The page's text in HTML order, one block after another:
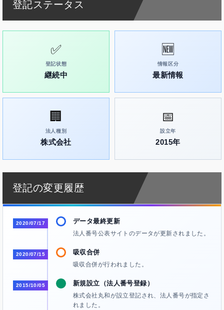
登記ステータス
✅
登記状態
継続中
🆕
情報区分
最新情報
🏢
法人種別
株式会社
📅
設立年
2015年
登記の変更履歴
2020/07/17 データ最終更新
法人番号公表サイトのデータが更新されました。
2020/07/15 吸収合併
吸収合併が行われました。
2015/10/05 新規設立（法人番号登録）
株式会社丸和が設立登記され、法人番号が指定さ
れました。